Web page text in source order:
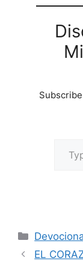
EL